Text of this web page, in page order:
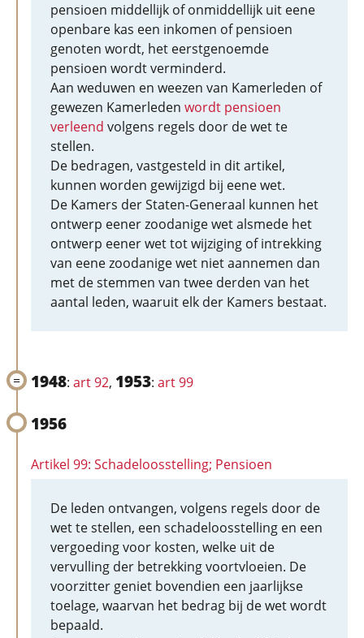
pensioen middellijk of onmiddellijk uit eene
openbare kas een inkomen of pensioen
genoten wordt, het eerstgenoemde
pensioen wordt verminderd.
Aan weduwen en weezen van Kamerleden of
gewezen Kamerleden wordt pensioen
verleend volgens regels door de wet te
stellen.
De bedragen, vastgesteld in dit artikel,
kunnen worden gewijzigd bij eene wet.
De Kamers der Staten-Generaal kunnen het
ontwerp eener zoodanige wet alsmede het
ontwerp eener wet tot wijziging of intrekking
van eene zoodanige wet niet aannemen dan
met de stemmen van twee derden van het
aantal leden, waaruit elk der Kamers bestaat.
1948: art 92, 1953: art 99
1956
Artikel 99: Schadeloosstelling; Pensioen
De leden ontvangen, volgens regels door de
wet te stellen, een schadeloosstelling en een
vergoeding voor kosten, welke uit de
vervulling der betrekking voortvloeien. De
voorzitter geniet bovendien een jaarlijkse
toelage, waarvan het bedrag bij de wet wordt
bepaald.